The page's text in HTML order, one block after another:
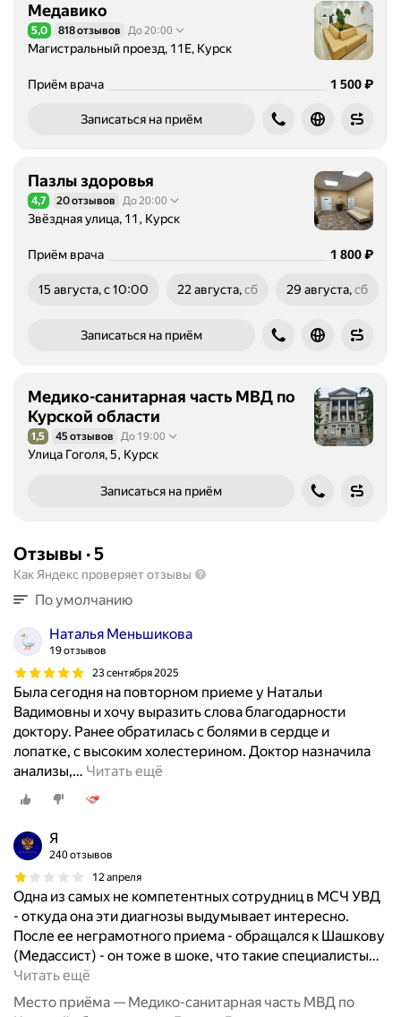
л
я
р
и
л
а
т
и
с
е
м
е
р
,
г
н
с
и
к
у
и
т
е
ю
з
а
б
о
в
Медавико
Рейтинг 5,0 из 5
5,0 818 отзывов До 20:00
Магистральный проезд, 11Е, Курск
Приём врача Цена
1500
1 500₽
Записаться на приём
Пазлы здоровья
Рейтинг 4,7 из 5
4,7 20 отзывов До 20:00
Звёздная улица, 11, Курск
Приём врача Цена
1800
1 800₽
15 августа, с 10:00 22 августа,сб
29 августа,сб
Записаться на приём
Медико-санитарная часть МВД по
Курской области
Рейтинг 1,5 из 5
1,5 45 отзывов До 19:00
Улица Гоголя, 5, Курск
Записаться на приём
Отзывы ·5
Как Яндекс проверяет отзывы
По умолчанию
Наталья Меньшикова
19 отзывов
23 сентября 2025
Была сегодня на повторном приеме у Натальи
Вадимовны и хочу выразить слова благодарности
доктору. Ранее обратилась с болями в сердце и
лопатке, с высоким холестерином. Доктор назначила
анализы,… Читать ещё
Я
240 отзывов
12 апреля
Одна из самых не компетентных сотрудниц в МСЧ УВД
- откуда она эти диагнозы выдумывает интересно.
После ее неграмотного приема - обращался к Шашкову
(Медассист) - он тоже в шоке, что такие специалисты…
Читать ещё
Место приёма — Медико-санитарная часть МВД по